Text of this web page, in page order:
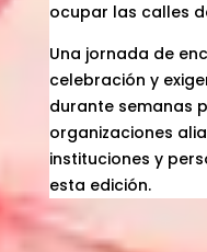
ocupar las calles
Una jornada de
celebración y
durante semanas
organizaciones
instituciones y
esta edición.